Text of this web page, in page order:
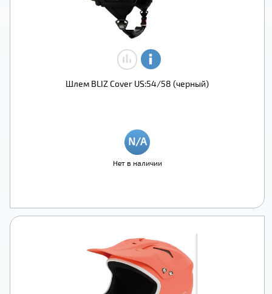
Шлем BLIZ Cover US:54/58 (черный)
Нет в наличии